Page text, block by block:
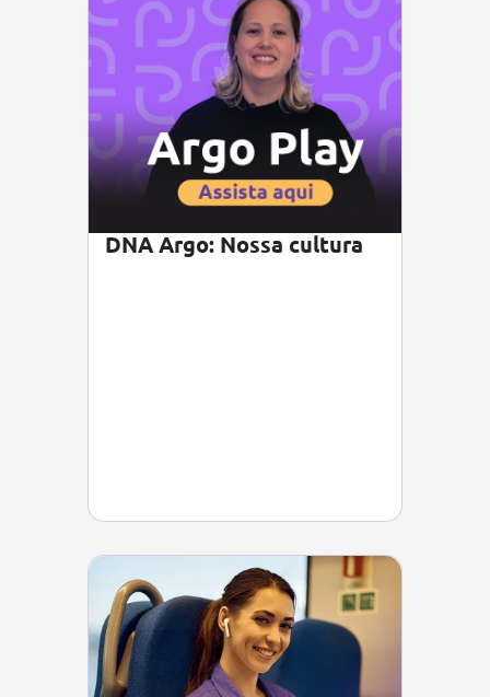
DNA Argo: Nossa cultura